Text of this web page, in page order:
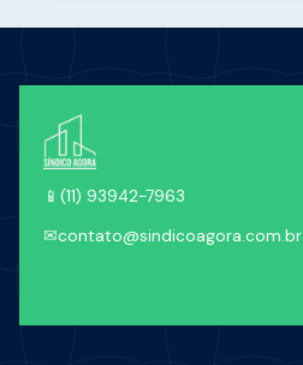
📱 (11) 93942-7963
✉contato@sindicoagora.com.br